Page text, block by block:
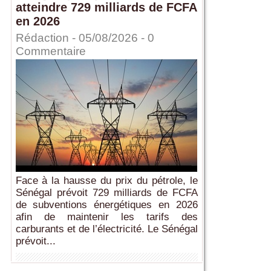
atteindre 729 milliards de FCFA
en 2026
Rédaction - 05/08/2026 - 0
Commentaire
Face à la hausse du prix du pétrole, le
Sénégal prévoit 729 milliards de FCFA
de subventions énergétiques en 2026
afin de maintenir les tarifs des
carburants et de l’électricité. Le Sénégal
prévoit...